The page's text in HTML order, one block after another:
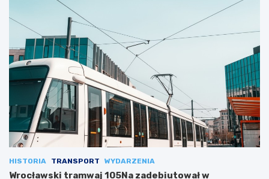
HISTORIA TRANSPORT WYDARZENIA
Wrocławski tramwaj 105Na zadebiutował w